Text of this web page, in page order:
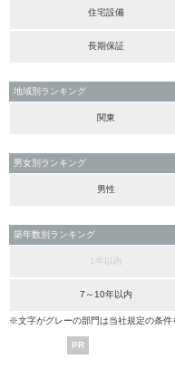
住宅設備
長期保証
地域別ランキング
関東
男女別ランキング
男性
築年数別ランキング
1年以内
7～10年以内
※文字がグレーの部門は当社規定の条件
PR